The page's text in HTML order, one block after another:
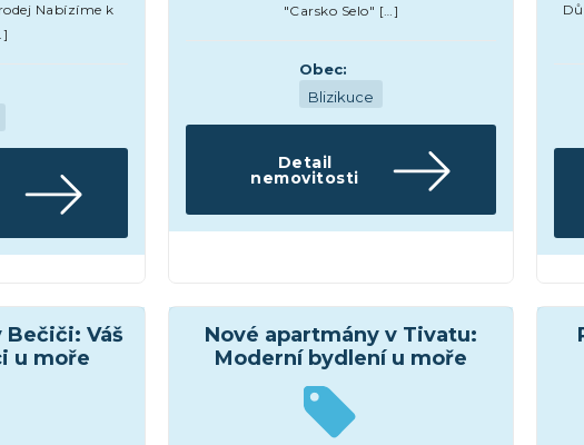
Nabízíme k
"Carsko Selo" […]
Obec:
Blizikuce
Detail
nemovitosti
Bečiči: Váš
u moře
Nové apartmány v Tivatu:
Moderní bydlení u moře